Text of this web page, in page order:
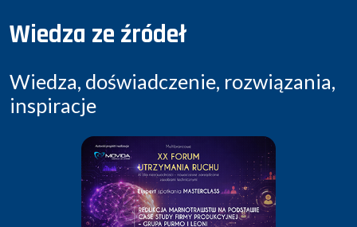
Wiedza ze źródeł
Wiedza, doświadczenie, rozwiązania,
inspiracje